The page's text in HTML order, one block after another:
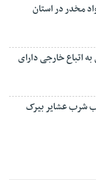
۷.۵ تن مواد مخدر در استان
اتباع خارجی دارای
شرب عشایر بیرک